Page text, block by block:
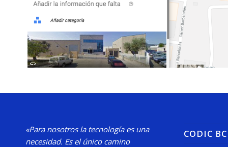
«Para nosotros la tecnología es una
necesidad. Es el único camino
CODIC